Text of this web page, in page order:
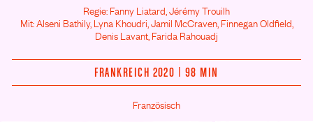
Regie: Fanny Liatard, Jérémy Trouilh
Mit: Alseni Bathily, Lyna Khoudri, Jamil McCraven, Finnegan Oldfield,
Denis Lavant, Farida Rahouadj
FRANKREICH 2020 | 98 MIN
Französisch